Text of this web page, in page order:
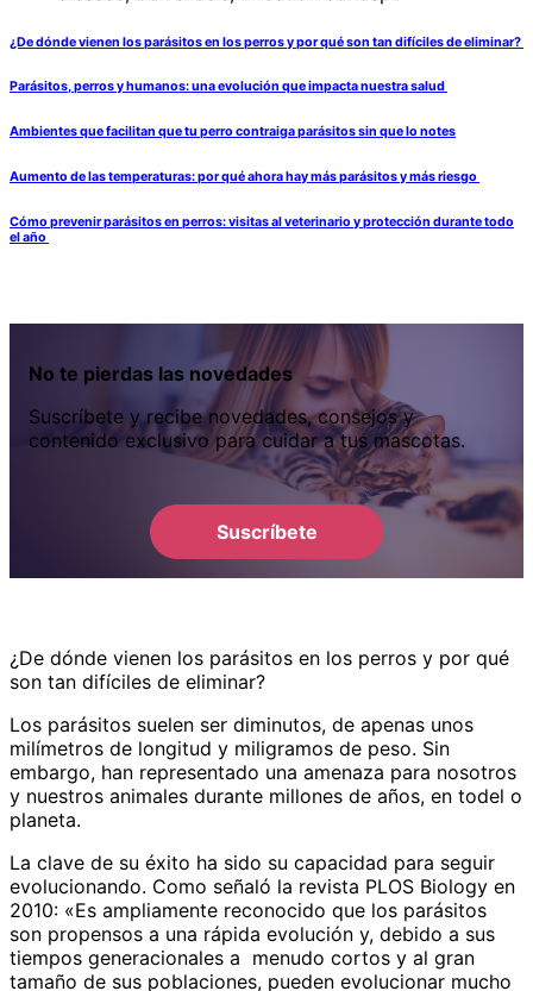
¿De dónde vienen los parásitos en los perros y por qué son tan difíciles de eliminar?
Parásitos, perros y humanos: una evolución que impacta nuestra salud
Ambientes que facilitan que tu perro contraiga parásitos sin que lo notes
Aumento de las temperaturas: por qué ahora hay más parásitos y más riesgo
Cómo prevenir parásitos en perros: visitas al veterinario y protección durante todo
el año
No te pierdas las novedades
Suscríbete y recibe novedades, consejos y
contenido exclusivo para cuidar a tus mascotas.
Suscríbete
¿De dónde vienen los parásitos en los perros y por qué
son tan difíciles de eliminar?
Los parásitos suelen ser diminutos, de apenas unos
milímetros de longitud y miligramos de peso. Sin
embargo, han representado una amenaza para nosotros
y nuestros animales durante millones de años, en todel o
planeta.
La clave de su éxito ha sido su capacidad para seguir
evolucionando. Como señaló la revista PLOS Biology en
2010: «Es ampliamente reconocido que los parásitos
son propensos a una rápida evolución y, debido a sus
tiempos generacionales a menudo cortos y al gran
tamaño de sus poblaciones, pueden evolucionar mucho